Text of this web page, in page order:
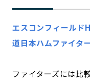
エスコンフィールド
道日本ハムファイタ
ファイターズには比